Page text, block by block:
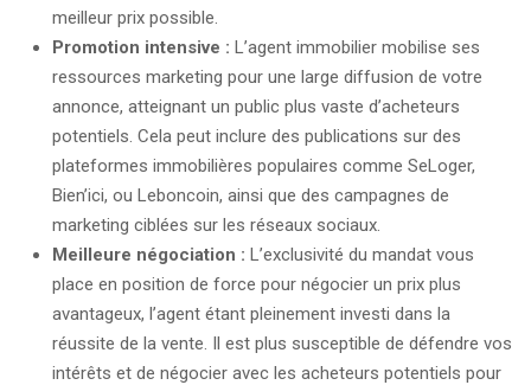
meilleur prix possible.
Promotion intensive : L’agent immobilier mobilise ses
ressources marketing pour une large diffusion de votre
annonce, atteignant un public plus vaste d’acheteurs
potentiels. Cela peut inclure des publications sur des
plateformes immobilières populaires comme SeLoger,
Bien’ici, ou Leboncoin, ainsi que des campagnes de
marketing ciblées sur les réseaux sociaux.
Meilleure négociation : L’exclusivité du mandat vous
place en position de force pour négocier un prix plus
avantageux, l’agent étant pleinement investi dans la
réussite de la vente. Il est plus susceptible de défendre vos
intérêts et de négocier avec les acheteurs potentiels pour